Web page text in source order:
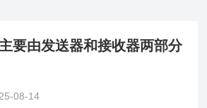
要由发送器和接收器两部分
08-14